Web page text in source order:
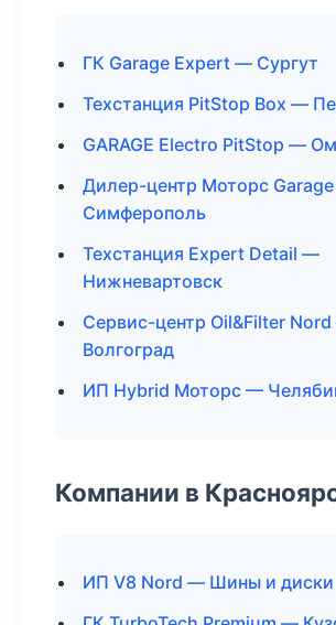
ГК Garage Expert — Сургут
Техстанция PitStop Box —
GARAGE Electro PitStop —
Дилер-центр Моторс
Симферополь
Техстанция Expert Detail —
Нижневартовск
Сервис-центр Oil&Filter
Волгоград
ИП Hybrid Моторс —
Компании в
ИП V8 Nord — Шины и диски